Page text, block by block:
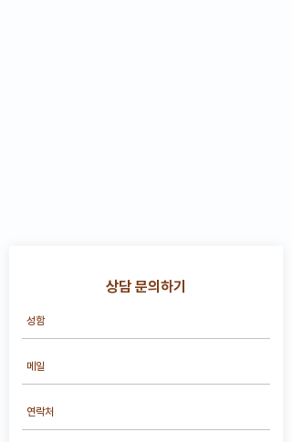
상담 문의하기